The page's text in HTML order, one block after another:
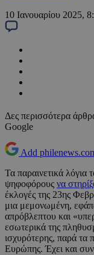
10 Ιανουαρίου 2025,
Δες περισσότερα
Google
Add
Τα παραινετικά
ψηφοφόρους να
έκλογές της 23ης
μια μεμονωμένη,
απρόβλεπτου και
εσωτερικά της
ισχυρότερης, παρά τα
Ευρώπης. Έχει και